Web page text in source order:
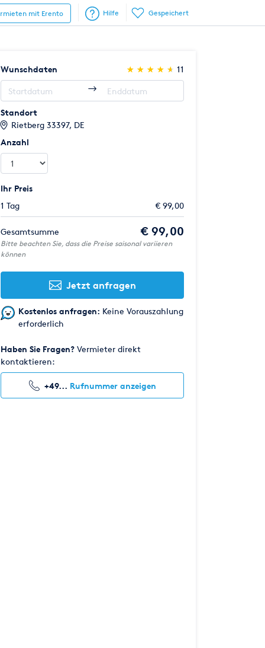
Gespeichert
mit Erento Hilfe
Wunschdaten (*)
★
★
(*) ★
★
(*) ★
★
(*) ★
★
(*) ★
★ 11
Standort
Rietberg 33397, DE
Anzahl
Ihr Preis
1 Tag
€ 99,00
Gesamtsumme € 99,00
Bitte beachten Sie, dass die Preise saisonal variieren
können
Jetzt anfragen
Kostenlos anfragen: Keine Vorauszahlung
erforderlich
Haben Sie Fragen? Vermieter direkt
kontaktieren:
+49... Rufnummer anzeigen